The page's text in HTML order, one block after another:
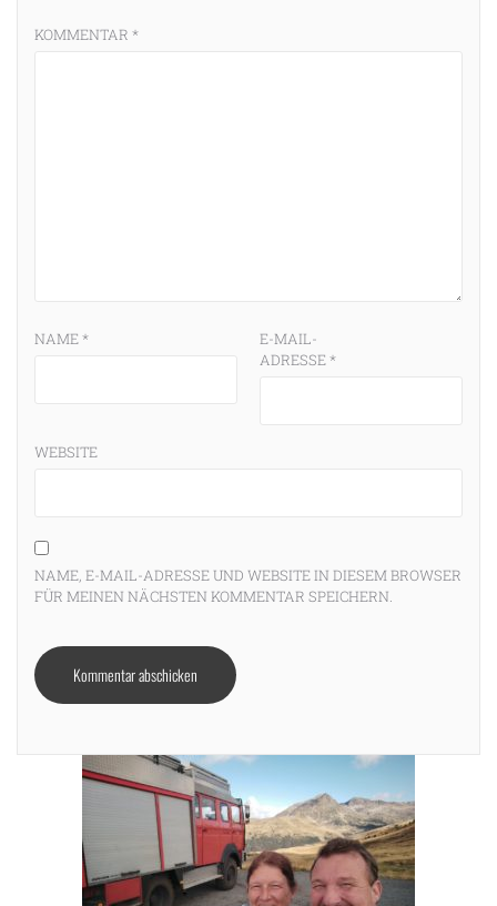
KOMMENTAR *
NAME*
E-MAIL-
ADRESSE*
WEBSITE
NAME, E-MAIL-ADRESSE UND WEBSITE IN DIESEM BROWSER
FÜR MEINEN NÄCHSTEN KOMMENTAR SPEICHERN.